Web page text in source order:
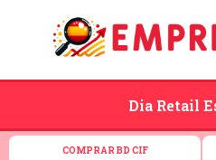
Dia Retail
COMPRAR BD CIF